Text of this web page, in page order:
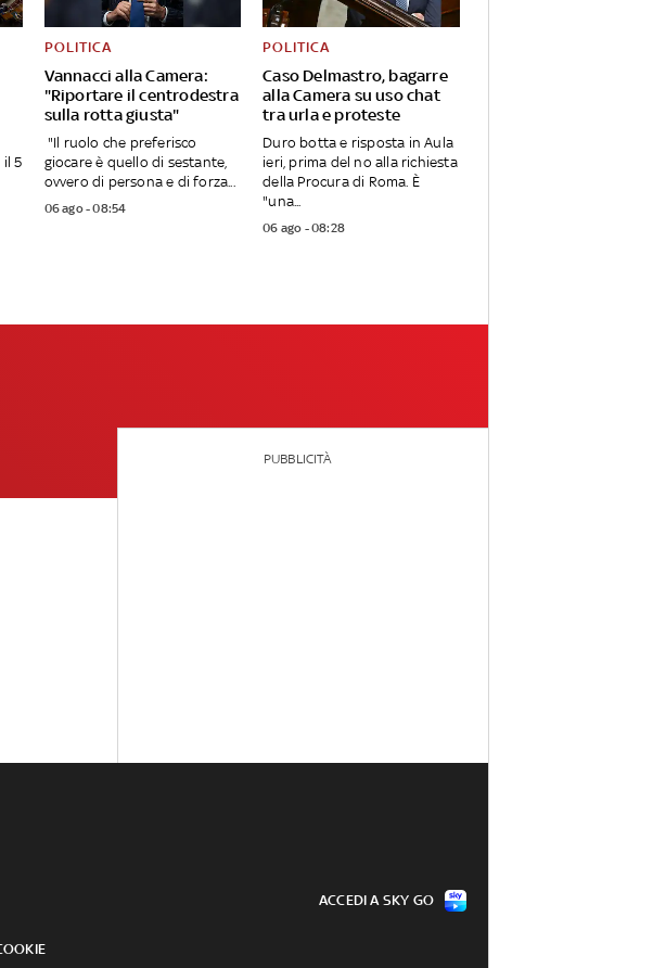
il 5
Vannacci alla Camera:
"Riportare il centrodestra
sulla rotta giusta"
POLITICA
"Il ruolo che preferisco
giocare è quello di sestante,
ovvero di persona e di forza...
06 ago - 08:54
Caso Delmastro, bagarre
alla Camera su uso chat
tra urla e proteste
POLITICA
Duro botta e risposta in Aula
ieri, prima del no alla richiesta
della Procura di Roma. È
"una...
06 ago - 08:28
PUBBLICITÀ
ACCEDI A SKY GO